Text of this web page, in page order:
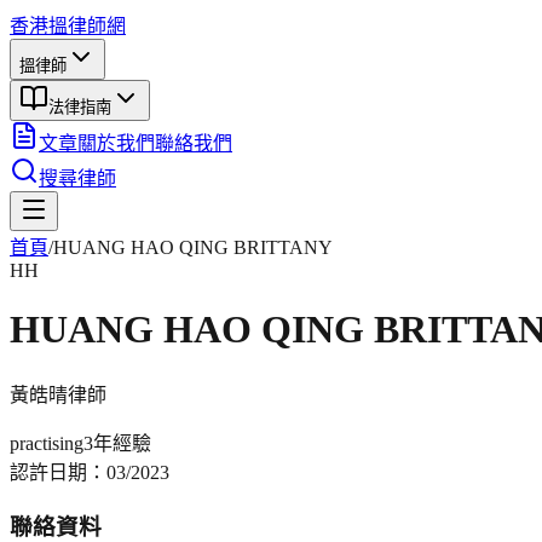
香港搵律師網
搵律師
法律指南
文章關於我們聯絡我們
搜尋律師
首頁/HUANG HAO QING BRITTANY
HH
HUANG HAO QING
黃皓晴律師
practising3年經驗
認許日期： 03/2023
聯絡資料